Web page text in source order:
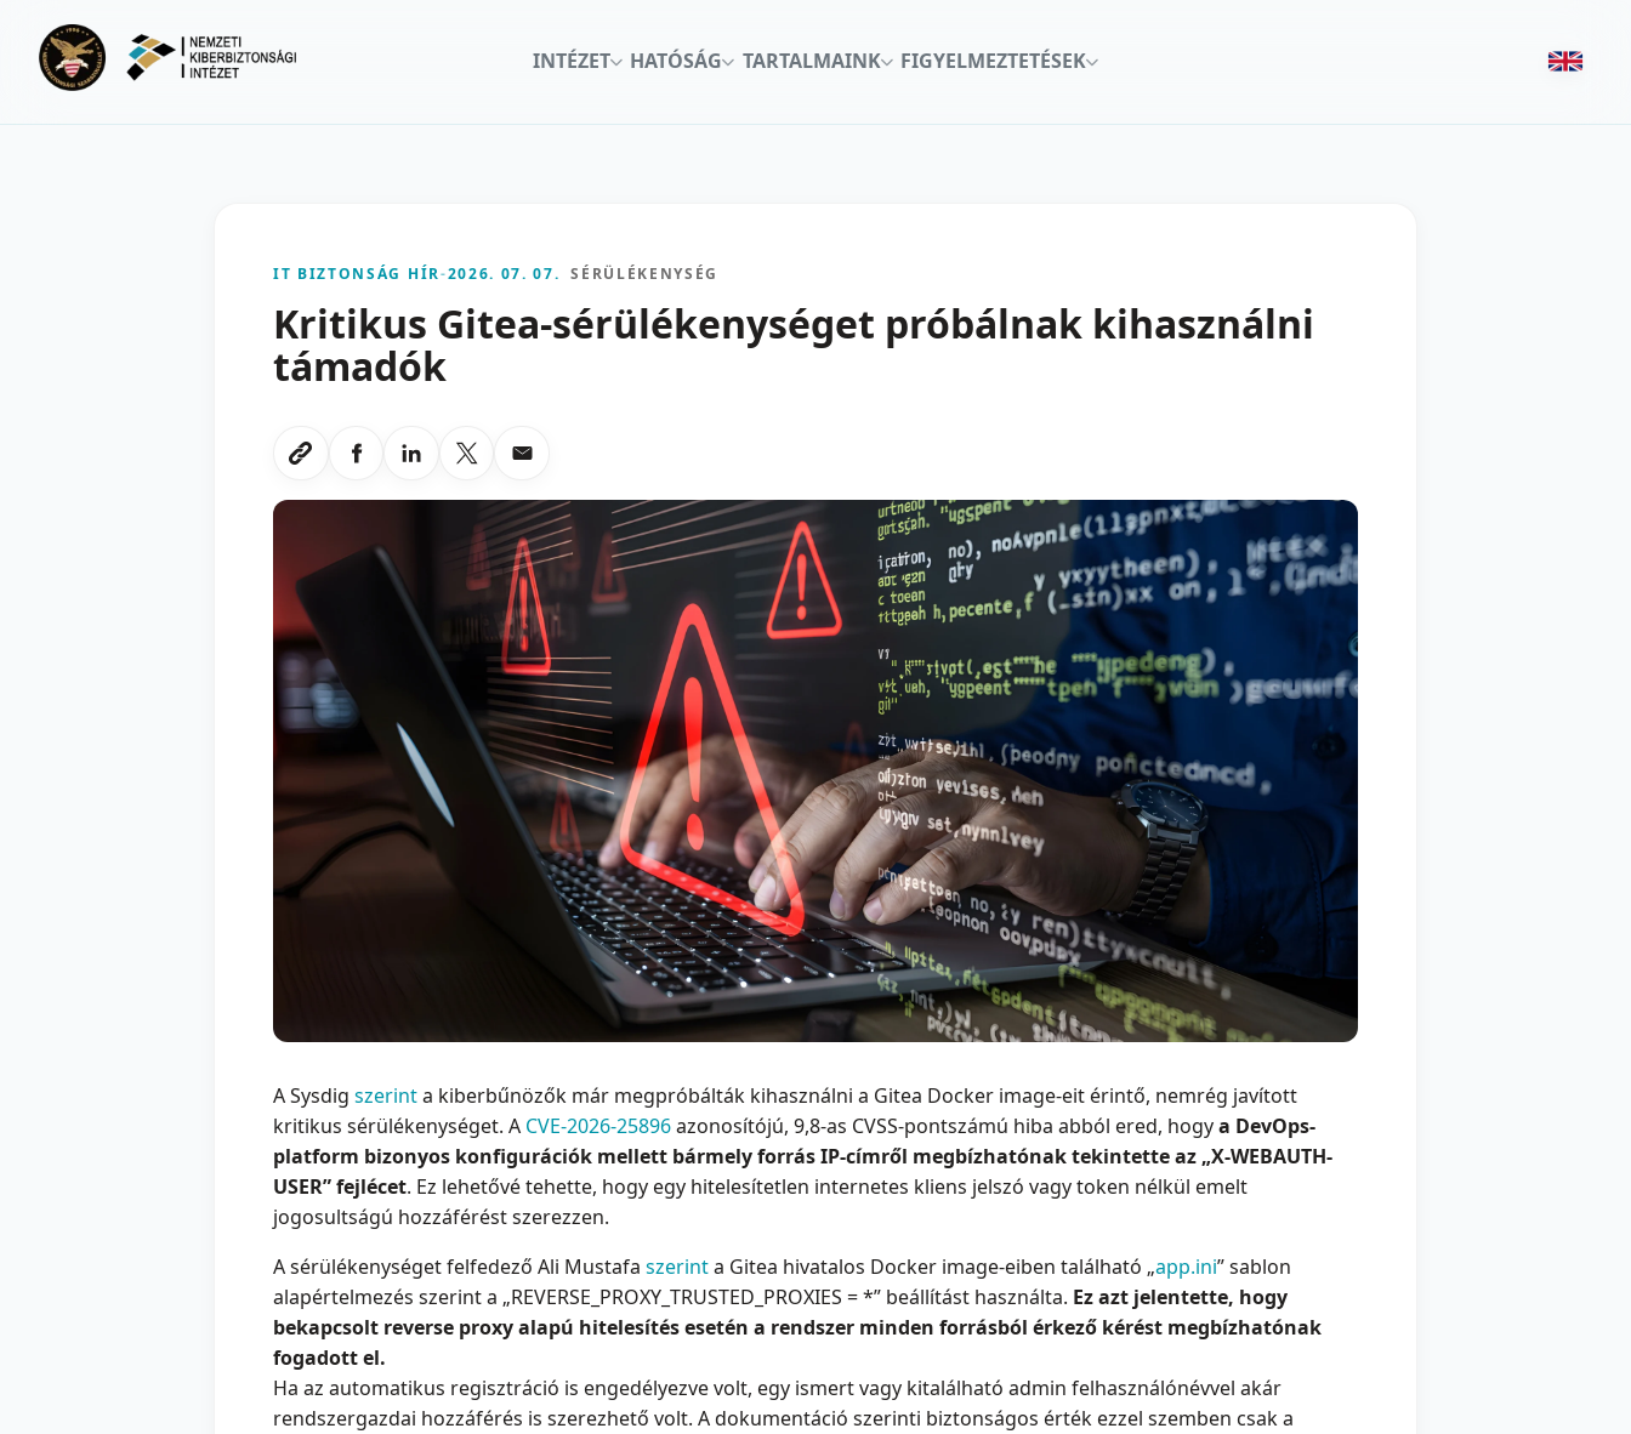
INTÉZET
HATÓSÁG TARTALMAINK FIGYELMEZTETÉSEK
IT BIZTONSÁG HÍR-2026. 07. 07. SÉRÜLÉKENYSÉG
Kritikus Gitea-sérülékenységet próbálnak kihasználni
támadók
Link masolasa
Megosztas Facebookon
Megosztas LinkedInen
Megosztas X-en
Megosztas emailben
A Sysdig szerinta kiberbűnözők már megpróbálták kihasználni a Gitea Docker image-eit érintő, nemrég javított
kritikus sérülékenységet. A CVE-2026-25896azonosítójú, 9,8-as CVSS-pontszámú hiba abból ered, hogya DevOps-
platform bizonyos konfigurációk mellett bármely forrás IP-címről megbízhatónak tekintette az „X-WEBAUTH-
USER” fejlécet. Ez lehetővé tehette, hogy egy hitelesítetlen internetes kliens jelszó vagy token nélkül emelt
jogosultságú hozzáférést szerezzen.
A sérülékenységet felfedező Ali Mustafa szerinta Gitea hivatalos Docker image-eiben található „app.ini” sablon
alapértelmezés szerint a „REVERSE_PROXY_TRUSTED_PROXIES = *” beállítást használta. Ez azt jelentette, hogy
bekapcsolt reverse proxy alapú hitelesítés esetén a rendszer minden forrásból érkező kérést megbízhatónak
fogadott el.
Ha az automatikus regisztráció is engedélyezve volt, egy ismert vagy kitalálható admin felhasználónévvel akár
rendszergazdai hozzáférés is szerezhető volt. A dokumentáció szerinti biztonságos érték ezzel szemben csak a